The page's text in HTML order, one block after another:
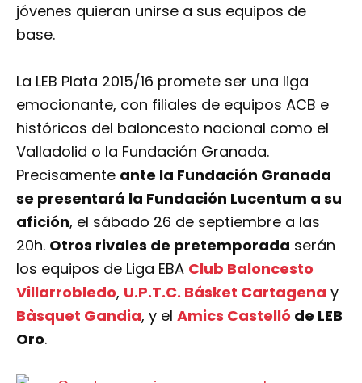
jóvenes quieran unirse a sus equipos de
base.
La LEB Plata 2015/16 promete ser una liga
emocionante, con filiales de equipos ACB e
históricos del baloncesto nacional como el
Valladolid o la Fundación Granada.
Precisamente ante la Fundación Granada
se presentará la Fundación Lucentum a su
afición, el sábado 26 de septiembre a las
20h. Otros rivales de pretemporada serán
los equipos de Liga EBA Club Baloncesto
Villarrobledo, U.P.T.C. Básket Cartagena y
Bàsquet Gandia, y el Amics Castelló de LEB
Oro.